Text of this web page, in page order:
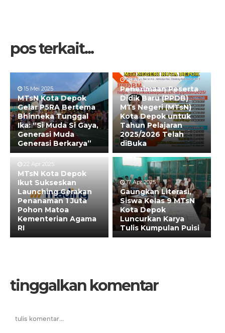
pos terkait...
15 Mei 2025
MTsN Kota Depok
Gelar P5RA Bertema
Bhinneka Tunggal
Ika: “Si Muda Si Gaya,
Generasi Muda
Generasi Berkarya”
28 Apr 2025
Penerimaan Peserta
Didik Baru (PPDB)
MTs Negeri (MTsN)
Kota Depok untuk
Tahun Pelajaran
2025/2026 Telah
diBuka
22 Apr 2025
MTsN Kota Depok
Ikut Sukseskan
Launching Gerakan
Penanaman 1 Juta
Pohon Matoa
Kementerian Agama
RI
17 Apr 2025
Gaungkan Literasi,
Siswa Kelas 9 MTsN
Kota Depok
Luncurkan Karya
Tulis Kumpulan Puisi
tinggalkan komentar